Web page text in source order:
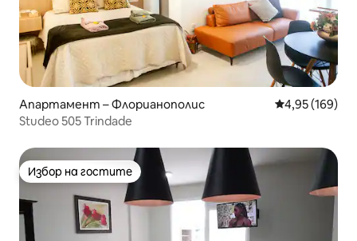
Апартамент – Флорианополис Средна
4,95 (169)
Studeo 505 Trindade
Избор на гостите
Избор на гостите